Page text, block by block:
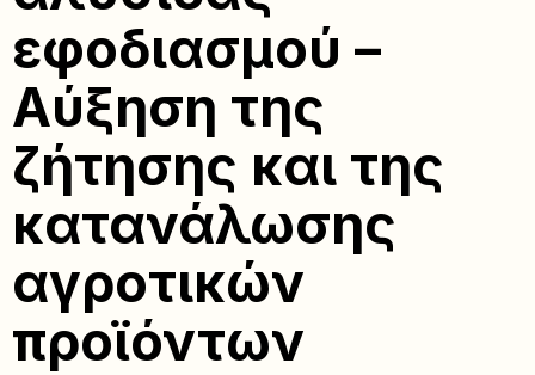
εφοδιασμού –
Αύξηση της
ζήτησης και της
κατανάλωσης
αγροτικών
προϊόντων